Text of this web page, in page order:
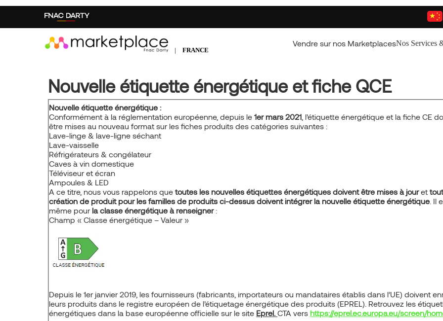
Aller
principal
| FRANCE
Vendre sur nos MarketplacesNos Services
Nouvelle étiquette énergétique et fiche QCE
Nouvelle étiquette énergétique :
Conformément à la réglementation européenne, depuis le1er mars 2021 , l’étiquette énergétique et la fiche CE
être mises au nouveau format sur les fiches produits des catégories suivantes :
Lave-linge & lave-ligne séchant
Lave-vaisselle
Réfrigérateurs & congélateur
Caves à vin domestique
Téléviseur et écran
Ampoules & LED
A ce titre, nous vous rappelons quetoutes les nouvelles étiquettes énergétiques doivent être mises à jouret
création de produit pour les familles de produits ci-dessus doivent intégrer la nouvelle étiquette énergétique . Il
même pour la classe énergétique à renseigner :
Champ « Classe énergétique – Valeur »
Depuis le 1er janvier 2019, les fournisseurs (fabricants, importateurs ou mandataires établis dans l’UE) doivent
leurs produits dans le registre européen de l’étiquetage énergétique des produits (EPREL). Retrouvez les
énergétiques dans la base européenne officielle sur le site Eprel.CTA vers https://eprel.ec.europa.eu/screen/